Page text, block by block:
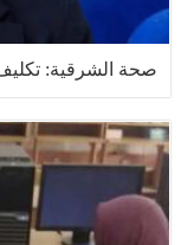
صحة الشرقية: تكليف